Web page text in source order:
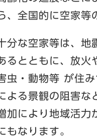
、全国的に空家等
な空家等は、地
るとともに、放
虫・動物等 が住
よる景観の阻害な
加により地域活
もなります。